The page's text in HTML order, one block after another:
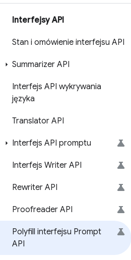
Interfejsy API
Stan i omówienie interfejsu API
Summarizer API
Interfejs API wykrywania
języka
Translator API
Interfejs API promptu
Interfejs Writer API
Rewriter API
Proofreader API
Polyfill interfejsu Prompt
API